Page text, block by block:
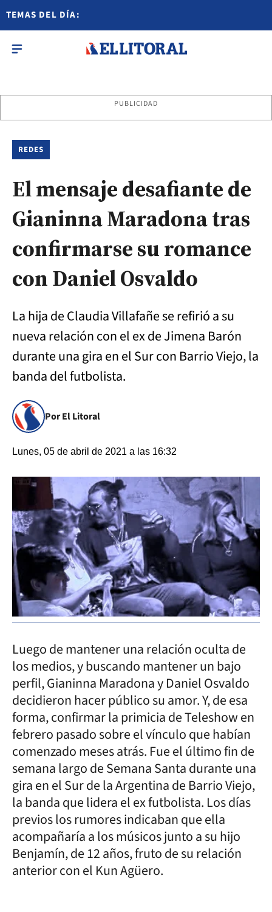
TEMAS DEL DÍA:
PUBLICIDAD
REDES
El mensaje desafiante de
Gianinna Maradona tras
confirmarse su romance
con Daniel Osvaldo
La hija de Claudia Villafañe se refirió a su
nueva relación con el ex de Jimena Barón
durante una gira en el Sur con Barrio Viejo, la
banda del futbolista.
Por El Litoral
Lunes, 05 de abril de 2021 a las 16:32
Luego de mantener una relación oculta de
los medios, y buscando mantener un bajo
perfil, Gianinna Maradona y Daniel Osvaldo
decidieron hacer público su amor. Y, de esa
forma, confirmar la primicia de Teleshow en
febrero pasado sobre el vínculo que habían
comenzado meses atrás. Fue el último fin de
semana largo de Semana Santa durante una
gira en el Sur de la Argentina de Barrio Viejo,
la banda que lidera el ex futbolista. Los días
previos los rumores indicaban que ella
acompañaría a los músicos junto a su hijo
Benjamín, de 12 años, fruto de su relación
anterior con el Kun Agüero.